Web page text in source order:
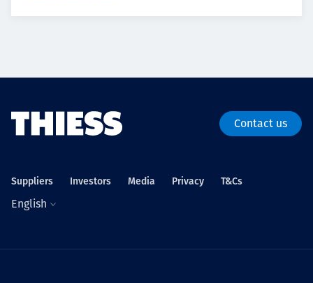
Contact us
Suppliers Investors Media Privacy T&Cs
English